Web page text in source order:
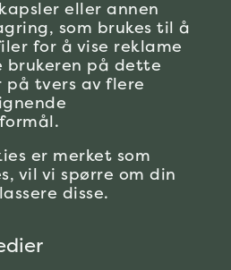
eller annen
som brukes til å
for å vise reklame
brukeren på dette
tvers av flere
er merket som
vil vi spørre om din
disse.